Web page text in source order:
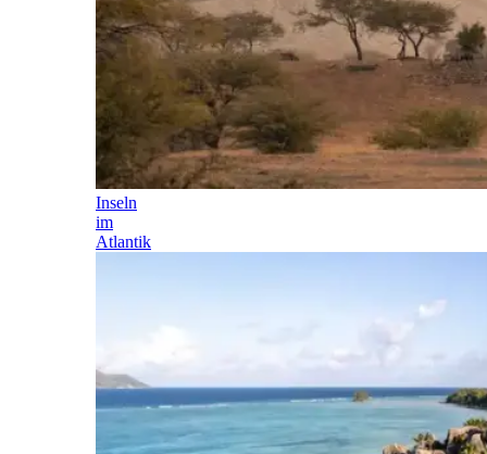
Inseln
im
Atlantik